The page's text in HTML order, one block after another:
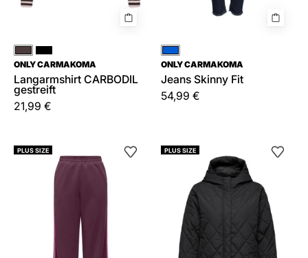
Joggpants
CAYLA
Loose
Fit
PLUS SIZE
Steppmantel
JULIET
mit
Kpauze
PLUS SIZE
RosaSchwarz
ONLY CARMAKOMA
Langarmshirt CARBODIL
gestreift
21,99 €
Blau
ONLY CARMAKOMA
Jeans Skinny Fit
54,99 €